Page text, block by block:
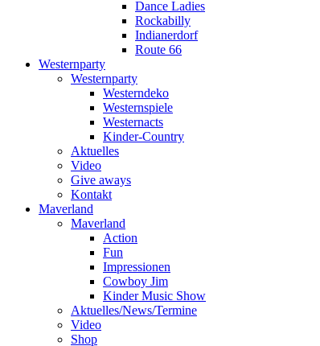
Dance Ladies
Rockabilly
Indianerdorf
Route 66
Westernparty
Westernparty
Westerndeko
Westernspiele
Westernacts
Kinder-Country
Aktuelles
Video
Give aways
Kontakt
Maverland
Maverland
Action
Fun
Impressionen
Cowboy Jim
Kinder Music Show
Aktuelles/News/Termine
Video
Shop